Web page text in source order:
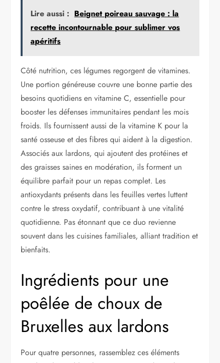
Lire aussi : Beignet poireau sauvage : la
recette incontournable pour sublimer vos
apéritifs
Côté nutrition, ces légumes regorgent de vitamines.
Une portion généreuse couvre une bonne partie des
besoins quotidiens en vitamine C, essentielle pour
booster les défenses immunitaires pendant les mois
froids. Ils fournissent aussi de la vitamine K pour la
santé osseuse et des fibres qui aident à la digestion.
Associés aux lardons, qui ajoutent des protéines et
des graisses saines en modération, ils forment un
équilibre parfait pour un repas complet. Les
antioxydants présents dans les feuilles vertes luttent
contre le stress oxydatif, contribuant à une vitalité
quotidienne. Pas étonnant que ce duo revienne
souvent dans les cuisines familiales, alliant tradition et
bienfaits.
Ingrédients pour une
poêlée de choux de
Bruxelles aux lardons
Pour quatre personnes, rassemblez ces éléments